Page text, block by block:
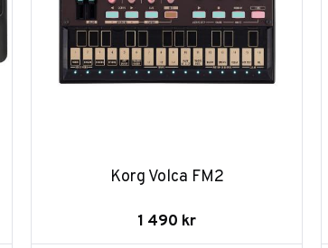
Korg Volca FM2
1 490 kr